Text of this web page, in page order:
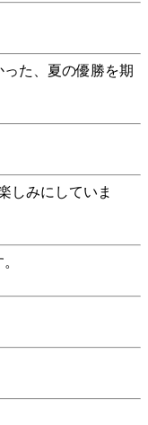
た、夏の優勝を期
しみにしていま